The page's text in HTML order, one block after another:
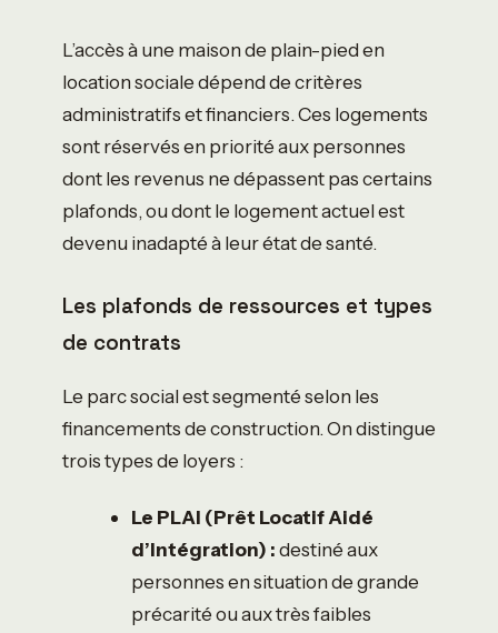
L’accès à une maison de plain-pied en
location sociale dépend de critères
administratifs et financiers. Ces logements
sont réservés en priorité aux personnes
dont les revenus ne dépassent pas certains
plafonds, ou dont le logement actuel est
devenu inadapté à leur état de santé.
Les plafonds de ressources et types
de contrats
Le parc social est segmenté selon les
financements de construction. On distingue
trois types de loyers :
Le PLAI (Prêt Locatif Aidé
d’Intégration) :destiné aux
personnes en situation de grande
précarité ou aux très faibles